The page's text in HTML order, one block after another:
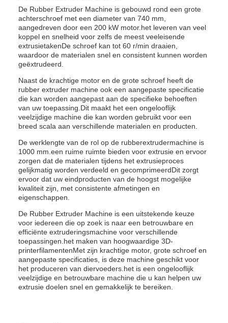
De Rubber Extruder Machine is gebouwd rond een grote
achterschroef met een diameter van 740 mm,
aangedreven door een 200 kW motor.het leveren van veel
koppel en snelheid voor zelfs de meest veeleisende
extrusietakenDe schroef kan tot 60 r/min draaien,
waardoor de materialen snel en consistent kunnen worden
geëxtrudeerd.
Naast de krachtige motor en de grote schroef heeft de
rubber extruder machine ook een aangepaste specificatie
die kan worden aangepast aan de specifieke behoeften
van uw toepassing.Dit maakt het een ongelooflijk
veelzijdige machine die kan worden gebruikt voor een
breed scala aan verschillende materialen en producten.
De werklengte van de rol op de rubberextrudermachine is
1000 mm.een ruime ruimte bieden voor extrusie en ervoor
zorgen dat de materialen tijdens het extrusieproces
gelijkmatig worden verdeeld en gecomprimeerdDit zorgt
ervoor dat uw eindproducten van de hoogst mogelijke
kwaliteit zijn, met consistente afmetingen en
eigenschappen.
De Rubber Extruder Machine is een uitstekende keuze
voor iedereen die op zoek is naar een betrouwbare en
efficiënte extruderingsmachine voor verschillende
toepassingen.het maken van hoogwaardige 3D-
printerfilamentenMet zijn krachtige motor, grote schroef en
aangepaste specificaties, is deze machine geschikt voor
het produceren van diervoeders.het is een ongelooflijk
veelzijdige en betrouwbare machine die u kan helpen uw
extrusie doelen snel en gemakkelijk te bereiken.